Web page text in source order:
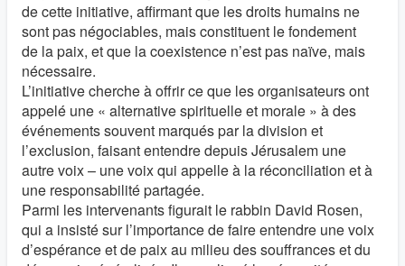
de cette initiative, affirmant que les droits humains ne
sont pas négociables, mais constituent le fondement
de la paix, et que la coexistence n’est pas naïve, mais
nécessaire.
L’initiative cherche à offrir ce que les organisateurs ont
appelé une « alternative spirituelle et morale » à des
événements souvent marqués par la division et
l’exclusion, faisant entendre depuis Jérusalem une
autre voix – une voix qui appelle à la réconciliation et à
une responsabilité partagée.
Parmi les intervenants figurait le rabbin David Rosen,
qui a insisté sur l’importance de faire entendre une voix
d’espérance et de paix au milieu des souffrances et du